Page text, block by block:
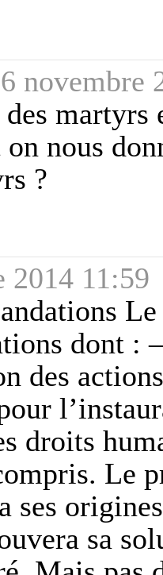
novembre
des
on nous
?
2014 11:59
dont :
des
droits
Le
ses
sa